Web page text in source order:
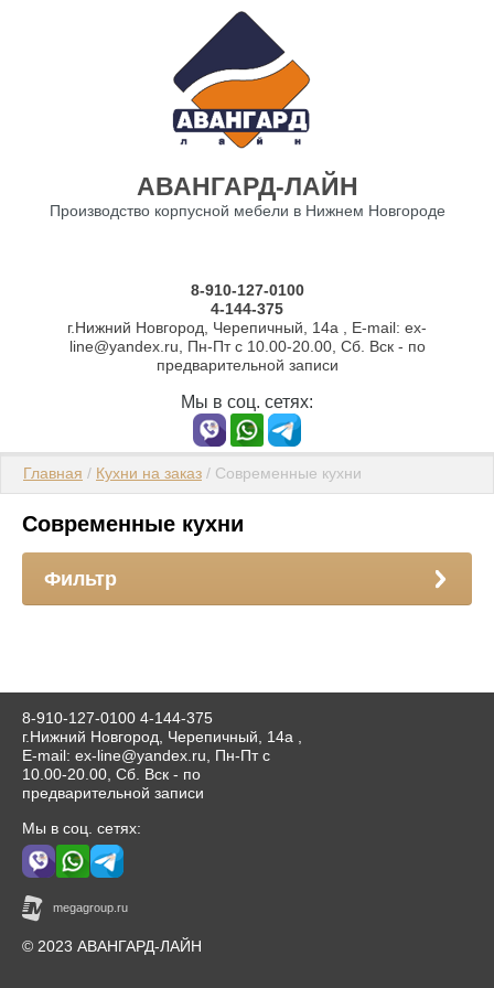
АВАНГАРД-ЛАЙН
Производство корпусной мебели в Нижнем Новгороде
8-910-127-0100
4-144-375
г.Нижний Новгород, Черепичный, 14а , E-mail: ex-
line@yandex.ru, Пн-Пт с 10.00-20.00, Сб. Вск - по
предварительной записи
Мы в соц. сетях:
Главная / Кухни на заказ / Современные кухни
Современные кухни
Фильтр
8-910-127-0100 4-144-375
г.Нижний Новгород, Черепичный, 14а ,
E-mail: ex-line@yandex.ru, Пн-Пт с
10.00-20.00, Сб. Вск - по
предварительной записи
Мы в соц. сетях:
© 2023 АВАНГАРД-ЛАЙН